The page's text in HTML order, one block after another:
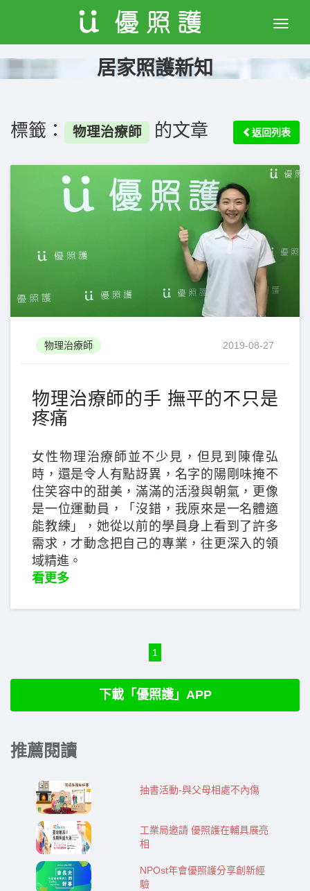
Toggle
居家照護新知
標籤： 物理治療師 的文章 返回列表
物理治療師 2019-08-27
物理治療師的手 撫平的不只是
疼痛
女性物理治療師並不少見，但見到陳偉弘
時，還是令人有點訝異，名字的陽剛味掩不
住笑容中的甜美，滿滿的活潑與朝氣，更像
是一位運動員，「沒錯，我原來是一名體適
能教練」，她從以前的學員身上看到了許多
需求，才動念把自己的專業，往更深入的領
域精進。
看更多
1
下載「優照護」APP
推薦閱讀
抽書活動-​​與父母相處不內傷
工業局邀請 優照護在輔具展亮
相
NPOst年會優照護分享創新經
驗